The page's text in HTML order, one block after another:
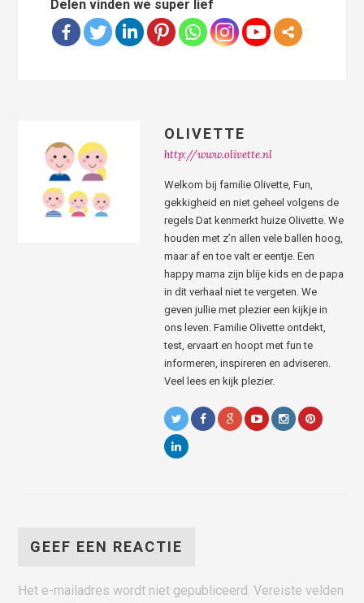
Delen vinden we super lief
OLIVETTE
http://www.olivette.nl
Welkom bij familie Olivette, Fun,
gekkigheid en niet geheel volgens de
regels Dat kenmerkt huize Olivette. We
houden met z’n allen vele ballen hoog,
maar af en toe valt er eentje. Een
happy mama zijn blije kids en de papa
in dit verhaal niet te vergeten. We
geven jullie met plezier een kijkje in
ons leven. Familie Olivette ontdekt,
test, ervaart en hoopt met fun te
informeren, inspireren en adviseren.
Veel lees en kijk plezier.
GEEF EEN REACTIE
Het e-mailadres wordt niet gepubliceerd. Vereiste velden